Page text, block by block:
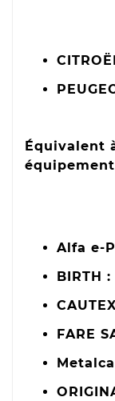
Équivalent
Alfa e-
BIRTH :
FARE